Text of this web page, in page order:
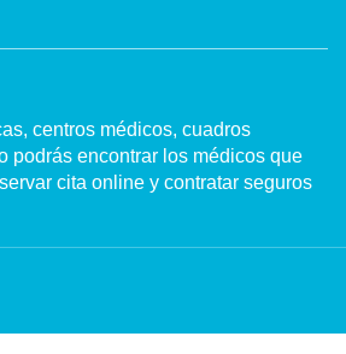
centros médicos, cuadros
podrás encontrar los médicos que
cita online y contratar seguros